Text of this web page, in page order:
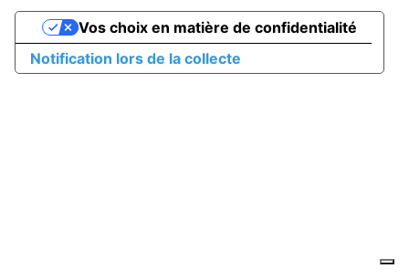
Notification lors de la collecte
Vos choix en matière de confidentialité